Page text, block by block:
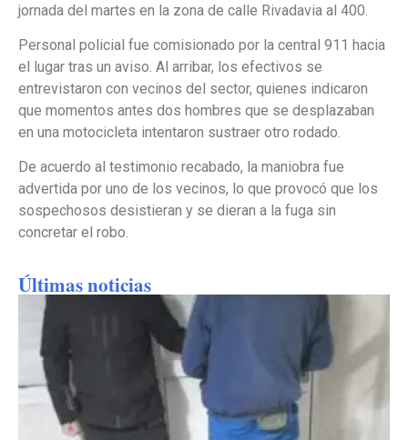
jornada del martes en la zona de calle Rivadavia al 400.
Personal policial fue comisionado por la central 911 hacia
el lugar tras un aviso. Al arribar, los efectivos se
entrevistaron con vecinos del sector, quienes indicaron
que momentos antes dos hombres que se desplazaban
en una motocicleta intentaron sustraer otro rodado.
De acuerdo al testimonio recabado, la maniobra fue
advertida por uno de los vecinos, lo que provocó que los
sospechosos desistieran y se dieran a la fuga sin
concretar el robo.
Últimas noticias